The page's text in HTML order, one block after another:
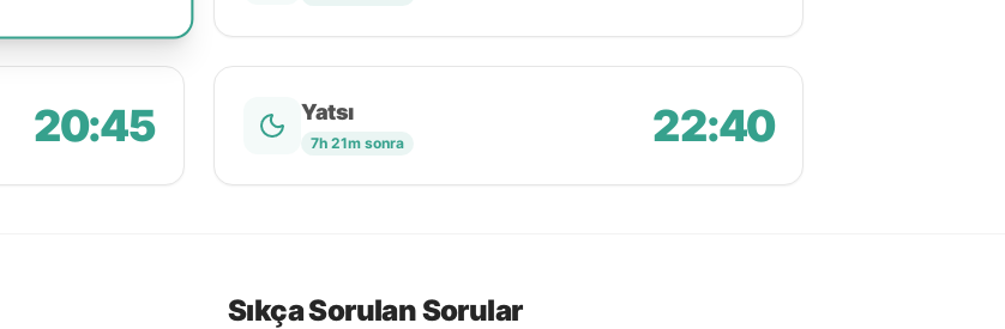
20:45 Yatsı
7h 21m sonra 22:40
Sıkça Sorulan Sorular